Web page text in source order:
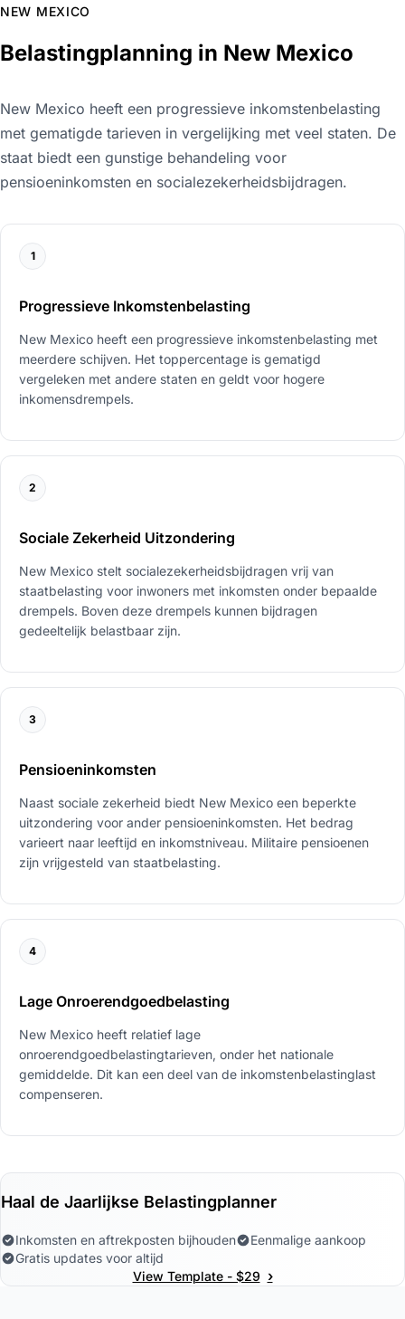
NEW MEXICO
Belastingplanning in New Mexico
New Mexico heeft een progressieve inkomstenbelasting
met gematigde tarieven in vergelijking met veel staten. De
staat biedt een gunstige behandeling voor
pensioeninkomsten en socialezekerheidsbijdragen.
1
Progressieve Inkomstenbelasting
New Mexico heeft een progressieve inkomstenbelasting met
meerdere schijven. Het toppercentage is gematigd
vergeleken met andere staten en geldt voor hogere
inkomensdrempels.
2
Sociale Zekerheid Uitzondering
New Mexico stelt socialezekerheidsbijdragen vrij van
staatbelasting voor inwoners met inkomsten onder bepaalde
drempels. Boven deze drempels kunnen bijdragen
gedeeltelijk belastbaar zijn.
3
Pensioeninkomsten
Naast sociale zekerheid biedt New Mexico een beperkte
uitzondering voor ander pensioeninkomsten. Het bedrag
varieert naar leeftijd en inkomstniveau. Militaire pensioenen
zijn vrijgesteld van staatbelasting.
4
Lage Onroerendgoedbelasting
New Mexico heeft relatief lage
onroerendgoedbelastingtarieven, onder het nationale
gemiddelde. Dit kan een deel van de inkomstenbelastinglast
compenseren.
Haal de Jaarlijkse Belastingplanner
Inkomsten en aftrekposten bijhouden
Eenmalige aankoop
Gratis updates voor altijd
View Template - $29 ›